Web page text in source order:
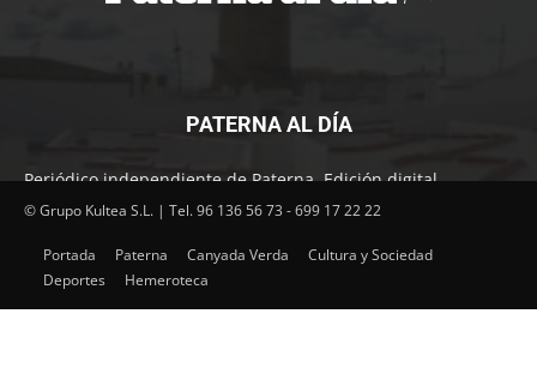
PATERNA AL DÍA
Periódico independiente de Paterna. Edición digital.
Encuentra cada mes en tu punto habitual nuestra edición
Paterna.
© Grupo Kultea S.L. | Tel. 96 136 56 73 - 699 17 22 22
Portada Paterna Canyada Verda
Cultura y Sociedad
Deportes
Hemeroteca